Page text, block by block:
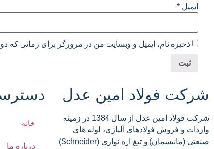
ایمیل *
ذخیره نام، ایمیل و وبسایت من در مرورگر برای زمانی که
شرکت فولاد امین عدل
شرکت فولاد امین عدل از سال 1384 در زمینه
واردات و فروش فولادهای آلیاژی، لوله های
صنعتی (مانیسمان) و تیغ اره نواری (Schneider)
خانه
درباره ما